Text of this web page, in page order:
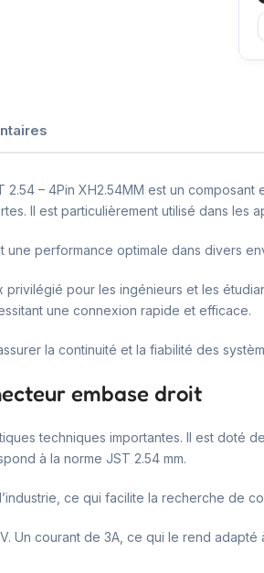
2.54 – 4Pin XH2.54MM est un
Il est particulièrement utilisé dans les
performance optimale dans divers
pour les ingénieurs et les
une connexion rapide et efficace.
la continuité et la fiabilité des
embase droit
techniques importantes. Il est doté
à la norme JST 2.54 mm.
ce qui facilite la recherche de
Un courant de 3A, ce qui le rend